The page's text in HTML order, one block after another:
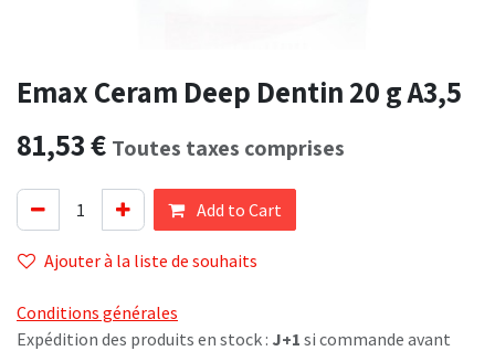
Emax Ceram Deep Dentin 20 g A3,5
81,53€ Toutes taxes comprises
Add to Cart
Ajouter à la liste de souhaits
Conditions générales
Expédition des produits en stock : J+1 si commande avant